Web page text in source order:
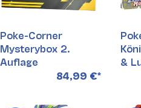
Poke-Corner
Mysterybox 2.
Auflage
84,99 €*
&